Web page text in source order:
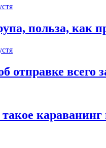
польза, как
отправке